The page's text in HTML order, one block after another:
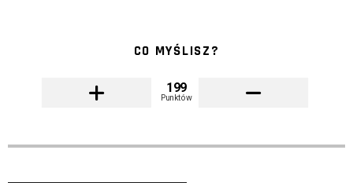
CO MYŚLISZ?
199
Punktów